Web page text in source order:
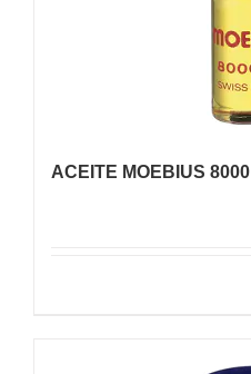
ACEITE MOEBIUS 8000